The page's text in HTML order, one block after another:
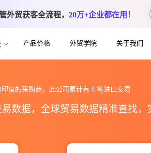
外贸获客全流程， 20万+企业都在用！
产品价格 外贸学院 关于我们
印度的采购商，此公司累计有 8笔进口交易
数据，全球贸易数据精准查找